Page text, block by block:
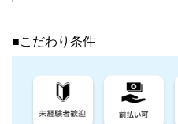
■こだわり条件